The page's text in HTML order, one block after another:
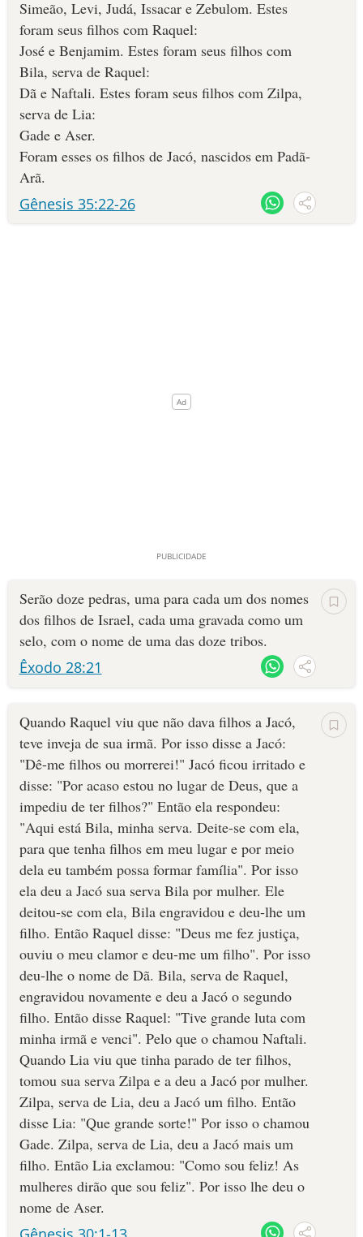
TERMO BÍBLICO
QUEM SOMOS
LOJA BÍBLIAON
Simeão, Levi, Judá, Issacar e Zebulom. Estes
foram seus filhos com Raquel:
José e Benjamim. Estes foram seus filhos com
Bila, serva de Raquel:
Dã e Naftali. Estes foram seus filhos com Zilpa,
serva de Lia:
Gade e Aser.
Foram esses os filhos de Jacó, nascidos em Padã-
Arã.
Gênesis 35:22-26
Serão doze pedras, uma para cada um dos nomes
dos filhos de Israel, cada uma gravada como um
selo, com o nome de uma das doze tribos.
Êxodo 28:21
Quando Raquel viu que não dava filhos a Jacó,
teve inveja de sua irmã. Por isso disse a Jacó:
"Dê-me filhos ou morrerei!" Jacó ficou irritado e
disse: "Por acaso estou no lugar de Deus, que a
impediu de ter fi­lhos?" Então ela respondeu:
"Aqui está Bila, minha serva. Deite-se com ela,
para que tenha filhos em meu lugar e por meio
dela eu também possa formar família". Por isso
ela deu a Jacó sua serva Bila por mulher. Ele
deitou-se com ela, Bila engravidou e deu-lhe um
filho. Então Raquel disse: "Deus me fez justiça,
ouviu o meu clamor e deu-me um fi­lho". Por isso
deu-lhe o nome de Dã. Bila, serva de Raquel,
engravidou nova­mente e deu a Jacó o segundo
filho. Então disse Raquel: "Tive grande luta com
minha irmã e ven­ci". Pelo que o chamou Naftali.
Quando Lia viu que tinha parado de ter filhos,
tomou sua serva Zilpa e a deu a Jacó por mulher.
Zilpa, serva de Lia, deu a Jacó um filho. Então
disse Lia: "Que grande sorte!" Por isso o chamou
Gade. Zilpa, serva de Lia, deu a Jacó mais um
filho. Então Lia exclamou: "Como sou feliz! As
mulheres dirão que sou feliz". Por isso lhe deu o
nome de Aser.